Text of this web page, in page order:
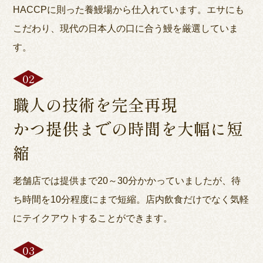
HACCPに則った養鰻場から仕入れています。エサにも
こだわり、現代の日本人の口に合う鰻を厳選していま
す。
職人の技術を完全再現
かつ提供までの時間を大幅に短
縮
老舗店では提供まで20～30分かかっていましたが、待
ち時間を10分程度にまで短縮。店内飲食だけでなく気軽
にテイクアウトすることができます。